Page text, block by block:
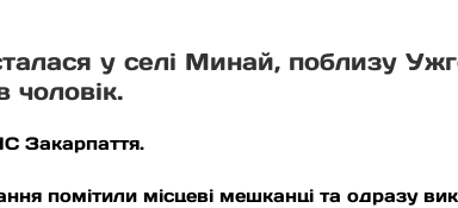
у селі Минай, поблизу
чоловік.
Закарпаття.
помітили місцеві мешканці та одразу